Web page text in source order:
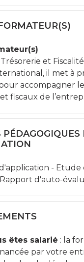
et
il met à
accompagner
fiscaux de
PÉDAGOGIQUES
- Etude
d'auto-
êtes salarié : la
par votre